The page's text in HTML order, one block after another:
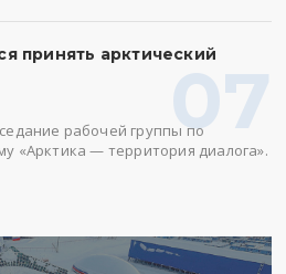
07
принять арктический
рабочей группы по
«Арктика — территория диалога».